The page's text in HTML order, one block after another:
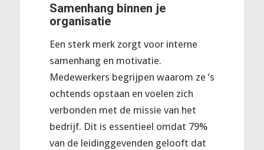
Samenhang binnen je
organisatie
Een sterk merk zorgt voor interne
samenhang en motivatie.
Medewerkers begrijpen waarom ze ’s
ochtends opstaan en voelen zich
verbonden met de missie van het
bedrijf. Dit is essentieel omdat 79%
van de leidinggevenden gelooft dat